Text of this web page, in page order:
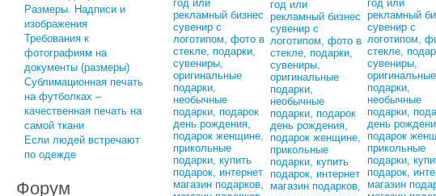
Размеры. Надписи и
изображения
Требования к
фотографиям на
документы (размеры)
Сублимационная печать
на футболках –
качественная печать на
самой ткани
Если людей встречают
по одежде
Форум